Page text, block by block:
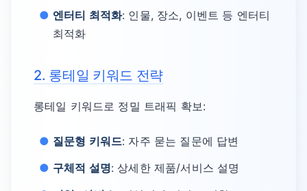
엔터티 최적화: 인물, 장소, 이벤트 등 엔터티
최적화
2. 롱테일 키워드 전략
롱테일 키워드로 정밀 트래픽 확보:
질문형 키워드: 자주 묻는 질문에 답변
구체적 설명: 상세한 제품/서비스 설명